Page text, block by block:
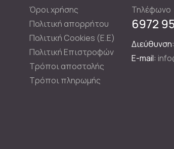
Όροι χρήσης
Πολιτική απορρήτου
Πολιτική Cookies (E.E)
Πολιτική Επιστροφών
Τρόποι αποστολής
Τρόποι πληρωμής
Τηλέφωνο
6972
Διεύθυνση:
E-mail: